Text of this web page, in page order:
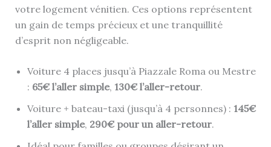
votre logement vénitien. Ces options représentent
un gain de temps précieux et une tranquillité
d’esprit non négligeable.
Voiture 4 places jusqu’à Piazzale Roma ou Mestre
: 65€ l’aller simple, 130€ l’aller-retour.
Voiture + bateau-taxi (jusqu’à 4 personnes) : 145€
l’aller simple, 290€ pour un aller-retour.